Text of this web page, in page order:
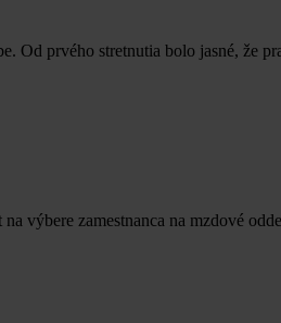
Od prvého stretnutia bolo jasné, že
výbere zamestnanca na mzdové